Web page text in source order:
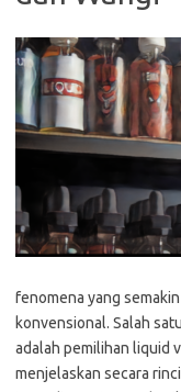
fenomena yang
konvensional. Salah
adalah pemilihan liquid
menjelaskan secara